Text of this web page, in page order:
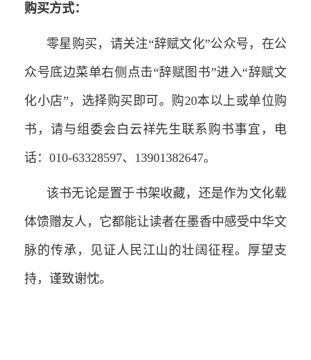
购买方式：
零星购买，请关注“辞赋文化”公众号，在公
众号底边菜单右侧点击“辞赋图书”进入“辞赋文
化小店”，选择购买即可。购20本以上或单位购
书，请与组委会白云祥先生联系购书事宜，电
话：010-63328597、13901382647。
该书无论是置于书架收藏，还是作为文化载
体馈赠友人，它都能让读者在墨香中感受中华文
脉的传承，见证人民江山的壮阔征程。厚望支
持，谨致谢忱。